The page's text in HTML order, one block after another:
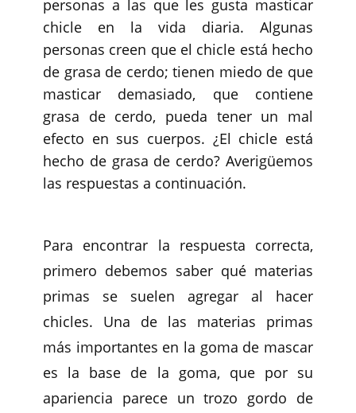
personas a las que les gusta masticar
chicle en la vida diaria. Algunas
personas creen que el chicle está hecho
de grasa de cerdo; tienen miedo de que
masticar demasiado, que contiene
grasa de cerdo, pueda tener un mal
efecto en sus cuerpos. ¿El chicle está
hecho de grasa de cerdo? Averigüemos
las respuestas a continuación.
Para encontrar la respuesta correcta,
primero debemos saber qué materias
primas se suelen agregar al hacer
chicles. Una de las materias primas
más importantes en la goma de mascar
es la base de la goma, que por su
apariencia parece un trozo gordo de